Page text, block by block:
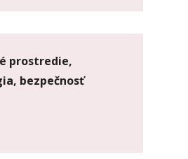
prostredie,
bezpečnosť